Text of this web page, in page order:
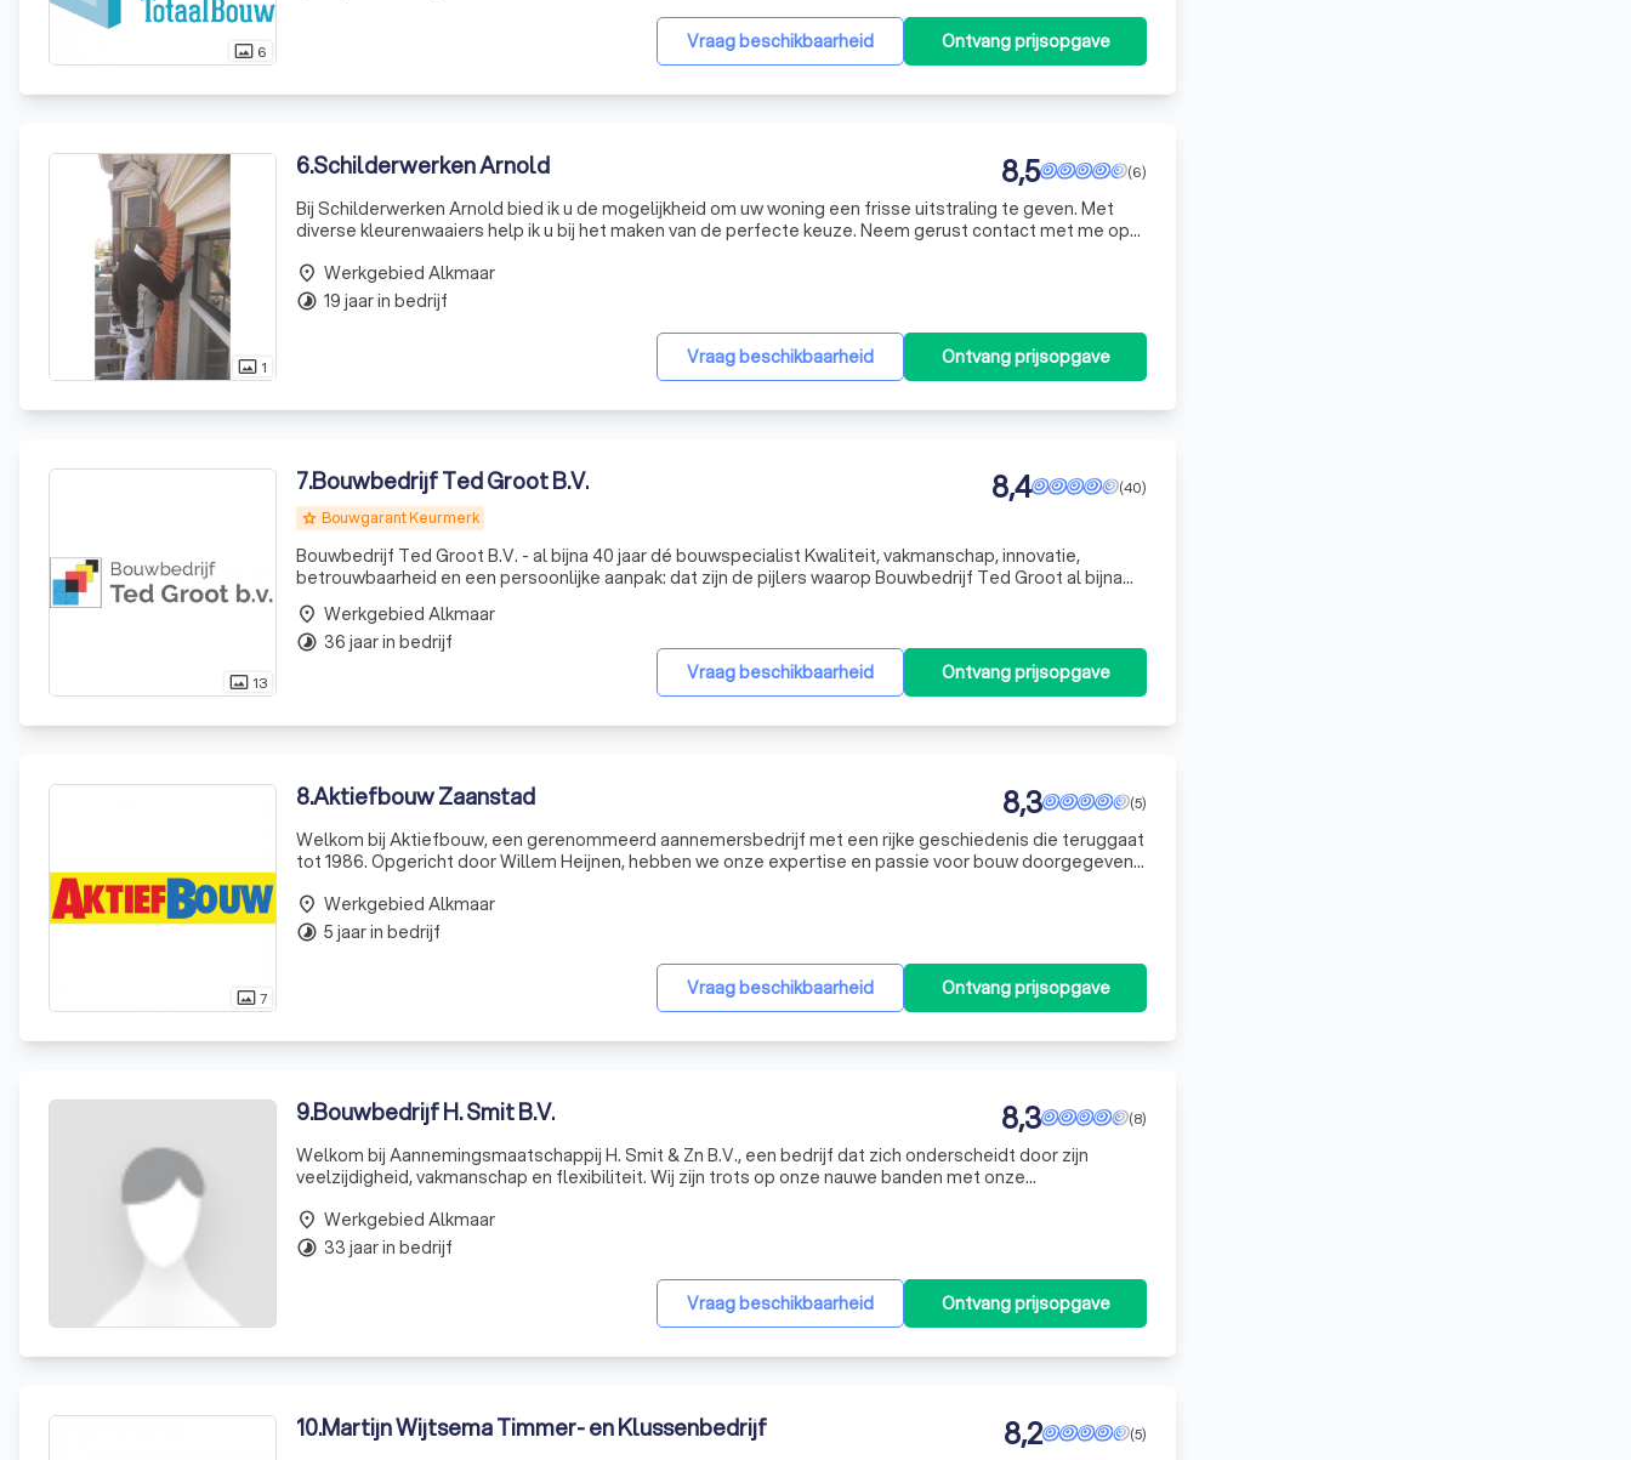
photo_size_select_actual 6 Vraag beschikbaarheid Ontvang prijsopgave
photo_size_select_actual 1
6.Schilderwerken Arnold (6)
8,5
Bij Schilderwerken Arnold bied ik u de mogelijkheid om uw woning een frisse uitstraling te geven. Met
diverse kleurenwaaiers help ik u bij het maken van de perfecte keuze. Neem gerust contact met me op
Vraag beschikbaarheid Ontvang prijsopgave
place Werkgebied Alkmaar
timelapse 19 jaar in bedrijf
photo_size_select_actual 13
7.Bouwbedrijf Ted Groot B.V.
grade Bouwgarant Keurmerk
(40)
8,4
Bouwbedrijf Ted Groot B.V. - al bijna 40 jaar dé bouwspecialist Kwaliteit, vakmanschap, innovatie,
betrouwbaarheid en een persoonlijke aanpak: dat zijn de pijlers waarop Bouwbedrijf Ted Groot al bijna
40 jaar stevig is gestoeld. Sinds de oprichting in 1980 is onze organisatie een begrip in Heerhugo
Vraag beschikbaarheid Ontvang prijsopgave
place Werkgebied Alkmaar
timelapse 36 jaar in bedrijf
photo_size_select_actual7
8.Aktiefbouw Zaanstad (5)
8,3
Welkom bij Aktiefbouw, een gerenommeerd aannemersbedrijf met een rijke geschiedenis die teruggaat
tot 1986. Opgericht door Willem Heijnen, hebben we onze expertise en passie voor bouw doorgegeven
2019 m
Vraag beschikbaarheid Ontvang prijsopgave
place Werkgebied Alkmaar
timelapse 5 jaar in bedrijf
9.Bouwbedrijf H. Smit B.V. (8)
8,3
Welkom bij Aannemingsmaatschappij H. Smit & Zn B.V., een bedrijf dat zich onderscheidt door zijn
veelzijdigheid, vakmanschap en flexibiliteit. Wij zijn trots op onze nauwe banden met onze
jarenlange
Vraag beschikbaarheid Ontvang prijsopgave
place Werkgebied Alkmaar
timelapse 33 jaar in bedrijf
10.Martijn Wijtsema Timmer- en Klussenbedrijf (5)
8,2